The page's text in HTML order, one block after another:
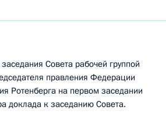
Совета рабочей группой
правления Федерации
Ротенберга на первом заседании
доклада к заседанию Совета.